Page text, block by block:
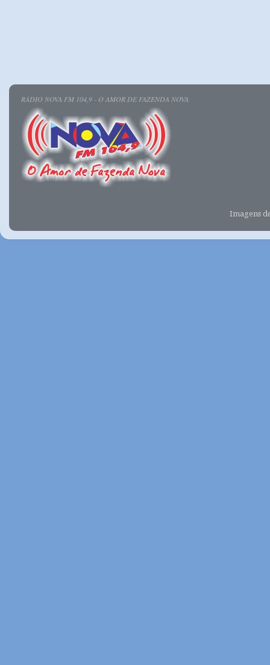
RÁDIO NOVA FM 104,9 - O AMOR DE FAZENDA NOVA
Imagens